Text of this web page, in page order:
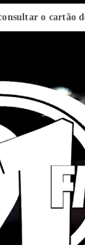
cartão de inscrição